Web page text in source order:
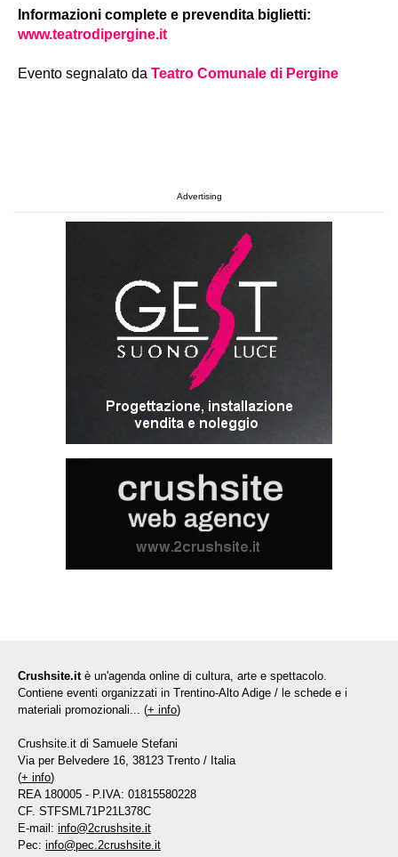
Informazioni complete e prevendita biglietti:
www.teatrodipergine.it
Evento segnalato da Teatro Comunale di Pergine
Advertising
Crushsite.it è un'agenda online di cultura, arte e spettacolo.
Contiene eventi organizzati in Trentino-Alto Adige / le schede e i
materiali promozionali... (+ info)
Crushsite.it di Samuele Stefani
Via per Belvedere 16, 38123 Trento / Italia
(+ info)
REA 180005 - P.IVA: 01815580228
CF. STFSML71P21L378C
E-mail: info@2crushsite.it
Pec: info@pec.2crushsite.it